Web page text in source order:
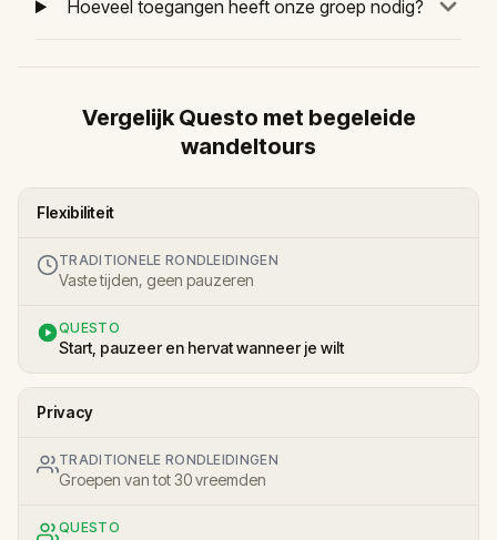
Hoeveel toegangen heeft onze groep nodig?
Vergelijk Questo met begeleide
wandeltours
Flexibiliteit
TRADITIONELE RONDLEIDINGEN
Vaste tijden, geen pauzeren
QUESTO
Start, pauzeer en hervat wanneer je wilt
Privacy
TRADITIONELE RONDLEIDINGEN
Groepen van tot 30 vreemden
QUESTO